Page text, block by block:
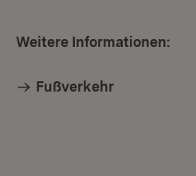
Weitere Informationen:
Fußverkehr